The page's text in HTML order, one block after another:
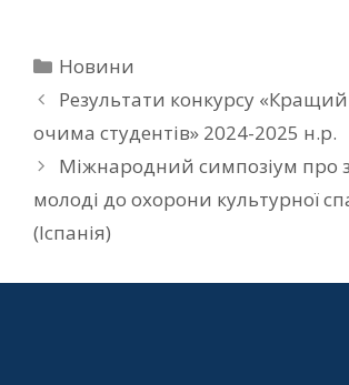
Новини
Результати конкурсу
очима студентів» 2024-2025 н.р.
Міжнародний симпозіум про
молоді до охорони культурної
(Іспанія)